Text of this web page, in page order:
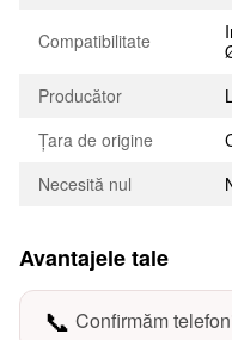
Compatibilitate
Producător
Țara de origine
Necesită nul
Avantajele tale
📞 Confirmăm